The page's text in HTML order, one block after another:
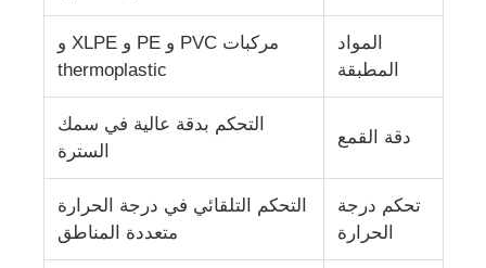
خط بثق الأسلاك
آلة مدرعة
المواد
المطبقة
مركبات PVC و PE و XLPE و
thermoplastic
دقة القمع
التحكم بدقة عالية في سمك
السترة
تحكم درجة
الحرارة
التحكم التلقائي في درجة الحرارة
متعددة المناطق